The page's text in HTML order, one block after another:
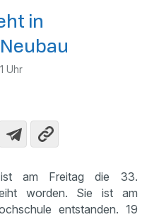
in
Uhr
am Freitag die 33.
worden. Sie ist am
entstanden. 19